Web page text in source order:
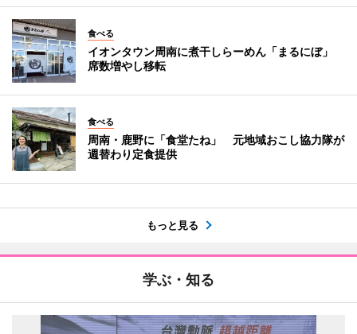
食べる
イオンタウン周南に煮干しらーめん「まるにぼ」
席数増やし移転
食べる
周南・鹿野に「食堂たね」 元地域おこし協力隊が
週替わり定食提供
もっと見る
学ぶ・知る